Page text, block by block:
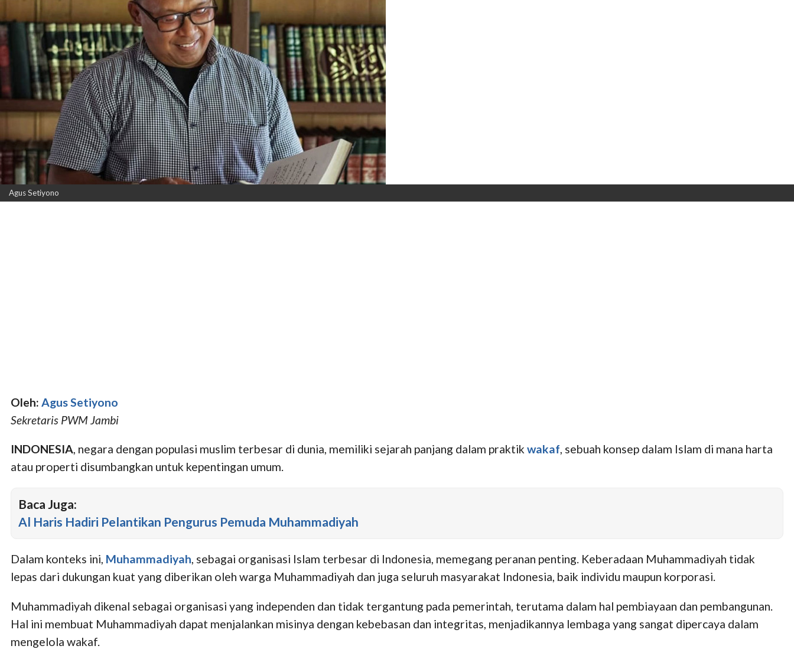
Agus Setiyono
Oleh: Agus Setiyono
Sekretaris PWM Jambi
INDONESIA, negara dengan populasi muslim terbesar di dunia, memiliki sejarah panjang dalam praktik wakaf, sebuah konsep dalam Islam di mana harta
atau properti disumbangkan untuk kepentingan umum.
Baca Juga:
Al Haris Hadiri Pelantikan Pengurus Pemuda Muhammadiyah
Dalam konteks ini, Muhammadiyah, sebagai organisasi Islam terbesar di Indonesia, memegang peranan penting. Keberadaan Muhammadiyah tidak
lepas dari dukungan kuat yang diberikan oleh warga Muhammadiyah dan juga seluruh masyarakat Indonesia, baik individu maupun korporasi.
Muhammadiyah dikenal sebagai organisasi yang independen dan tidak tergantung pada pemerintah, terutama dalam hal pembiayaan dan pembangunan.
Hal ini membuat Muhammadiyah dapat menjalankan misinya dengan kebebasan dan integritas, menjadikannya lembaga yang sangat dipercaya dalam
mengelola wakaf.